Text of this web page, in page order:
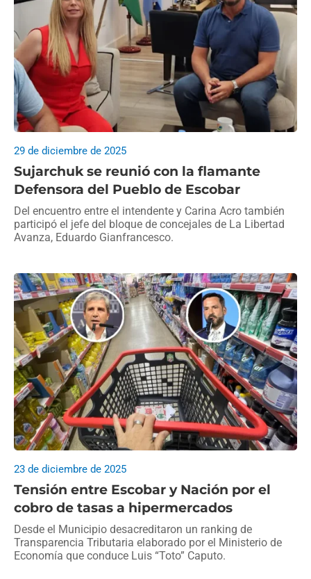
Sujarchuk se reunió con la flamante
Defensora del Pueblo de Escobar
29 de diciembre de 2025
Del encuentro entre el intendente y Carina Acro también
participó el jefe del bloque de concejales de La Libertad
Avanza, Eduardo Gianfrancesco.
Tensión entre Escobar y Nación por el
cobro de tasas a hipermercados
23 de diciembre de 2025
Desde el Municipio desacreditaron un ranking de
Transparencia Tributaria elaborado por el Ministerio de
Economía que conduce Luis “Toto” Caputo.